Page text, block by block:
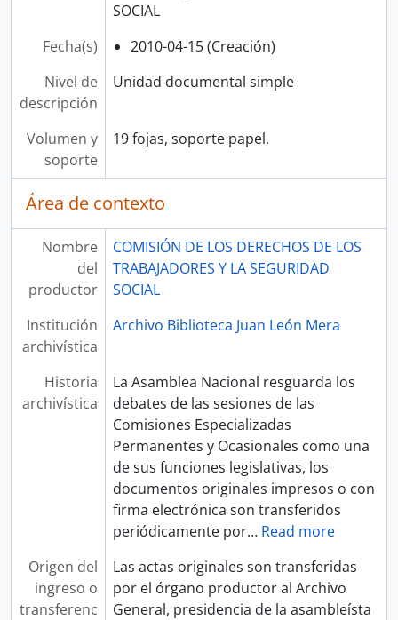
SOCIAL
Fecha(s)
2010-04-15 (Creación)
Nivel de
descripción
Unidad documental simple
Volumen y
soporte
19 fojas, soporte papel.
Área de contexto
Nombre
del
productor
COMISIÓN DE LOS DERECHOS DE LOS
TRABAJADORES Y LA SEGURIDAD
SOCIAL
Institución
archivística
Archivo Biblioteca Juan León Mera
Historia
archivística
La Asamblea Nacional resguarda los
debates de las sesiones de las
Comisiones Especializadas
Permanentes y Ocasionales como una
de sus funciones legislativas, los
documentos originales impresos o con
firma electrónica son transferidos
periódicamente por… Read more
Origen del
ingreso o
transferenc
Las actas originales son transferidas
por el órgano productor al Archivo
General, presidencia de la asambleísta